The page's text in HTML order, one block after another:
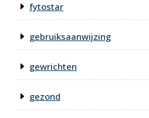
fytostar
gebruiksaanwijzing
gewrichten
gezond